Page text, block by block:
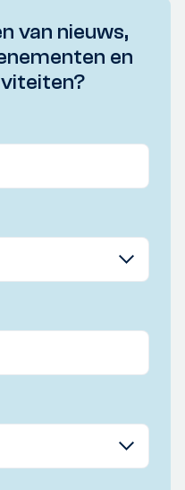
van nieuws,
en